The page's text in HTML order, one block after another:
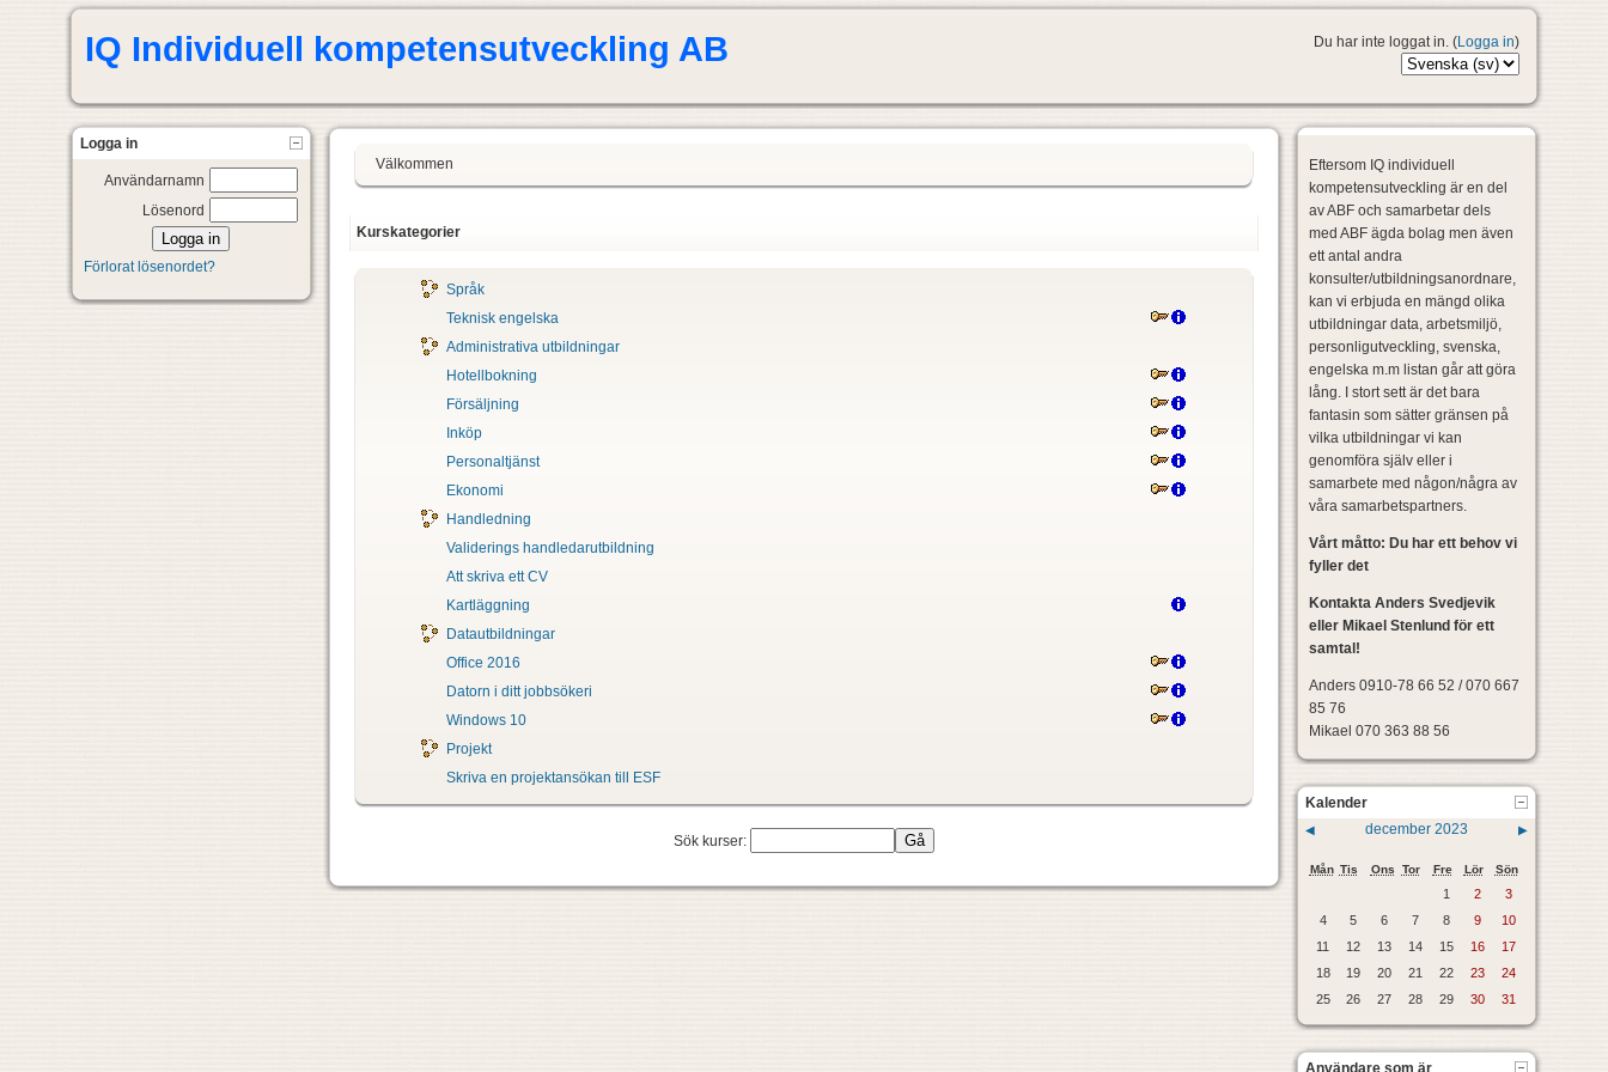
IQ Individuell kompetensutveckling AB Du har inte loggat in. (Logga in)
Logga in
Användarnamn
Lösenord
Förlorat lösenordet?
Välkommen
Kurskategorier
Språk
Teknisk engelska
Administrativa utbildningar
Hotellbokning
Försäljning
Inköp
Personaltjänst
Ekonomi
Handledning
Validerings handledarutbildning
Att skriva ett CV
Kartläggning
Datautbildningar
Office 2016
Datorn i ditt jobbsökeri
Windows 10
Projekt
Skriva en projektansökan till ESF
Sök kurser:
Eftersom IQ individuell
kompetensutveckling är en del
av ABF och samarbetar dels
med ABF ägda bolag men även
ett antal andra
konsulter/utbildningsanordnare,
kan vi erbjuda en mängd olika
utbildningar data, arbetsmiljö,
personligutveckling, svenska,
engelska m.m listan går att göra
lång. I stort sett är det bara
fantasin som sätter gränsen på
vilka utbildningar vi kan
genomföra själv eller i
samarbete med någon/några av
våra samarbetspartners.
Vårt måtto: Du har ett behov vi
fyller det
Kontakta Anders Svedjevik
eller Mikael Stenlund för ett
samtal!
Anders 0910-78 66 52 / 070 667
85 76
Mikael 070 363 88 56
Kalender
◀ december 2023 ▶
Mån Tis Ons Tor Fre Lör Sön
1 2
3
4
5 6 7 8 9
10
11
12 13 14 15 16
17
18
19 20 21 22 23
24
25
26 27 28 29 30 31
Användare som är